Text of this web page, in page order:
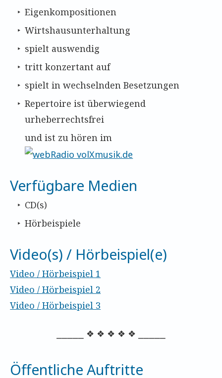
Eigenkompositionen
Wirtshausunterhaltung
spielt auswendig
tritt konzertant auf
spielt in wechselnden Besetzungen
Repertoire ist überwiegend
urheberrechtsfrei
und ist zu hören im
Verfügbare Medien
CD(s)
Hörbeispiele
Video(s) / Hörbeispiel(e)
Video / Hörbeispiel 1
Video / Hörbeispiel 2
Video / Hörbeispiel 3
⎯⎯⎯⎯⎯ ❖ ❖ ❖ ❖ ❖ ⎯⎯⎯⎯⎯
Öffentliche Auftritte